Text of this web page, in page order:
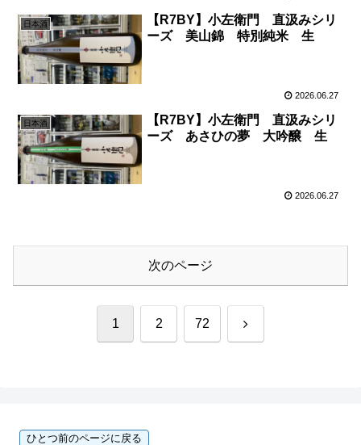
日本酒
【R7BY】小左衛門 直汲みシリ
ーズ 美山錦 特別純米 生
2026.06.27
日本酒
【R7BY】小左衛門 直汲みシリ
ーズ あさひの夢 大吟醸 生
2026.06.27
次のページ
1 2 72 次